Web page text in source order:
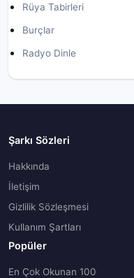
Rüya Tabirleri
Burçlar
Radyo Dinle
Şarkı Sözleri
Hakkında
İletişim
Gizlilik Sözleşmesi
Kullanım Şartları
Popüler
En Çok Okunan 100